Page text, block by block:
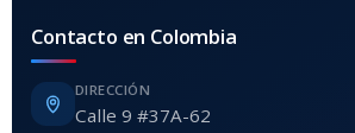
Contacto en Colombia
DIRECCIÓN
Calle 9 #37A-62